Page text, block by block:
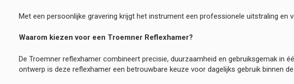
Met een persoonlijke gravering krijgt het instrument een professionele uitstraling en
Waarom kiezen voor een Troemner Reflexhamer?
De Troemner reflexhamer combineert precisie, duurzaamheid en gebruiksgemak in
ontwerp is deze reflexhamer een betrouwbare keuze voor dagelijks gebruik binnen